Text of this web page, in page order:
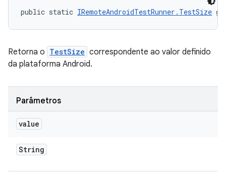
public static IRemoteAndroidTestRunner.TestSize
Retorna o TestSize correspondente ao valor definido
da plataforma Android.
Parâmetros
value
String